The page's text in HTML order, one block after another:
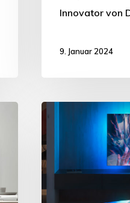
Innovator von
9. Januar 2024